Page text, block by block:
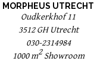
MORPHEUS UTRECHT
Oudkerkhof 11
3512 GH Utrecht
030-2314984
1000 m2Showroom